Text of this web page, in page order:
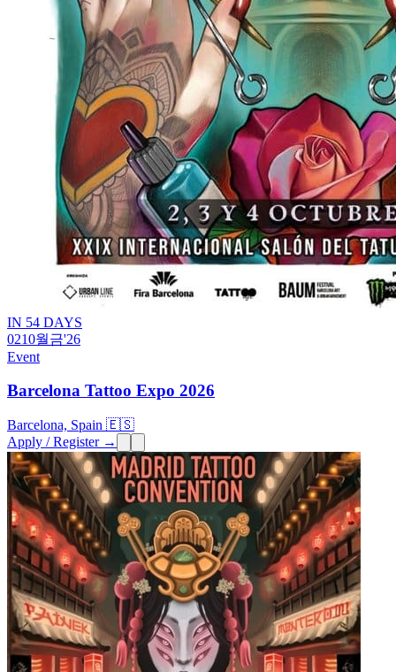
IN 54 DAYS
0210월금'26
Event
Barcelona Tattoo Expo 2026
Barcelona, Spain 🇪🇸
Apply / Register →